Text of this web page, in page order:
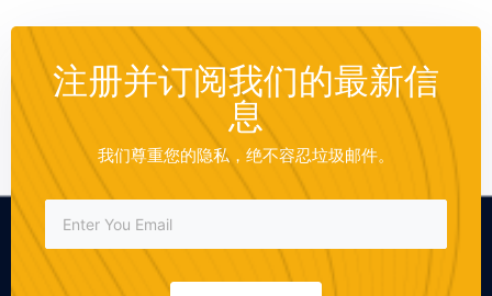
注册并订阅我们的最新信
息
我们尊重您的隐私，绝不容忍垃圾邮件。